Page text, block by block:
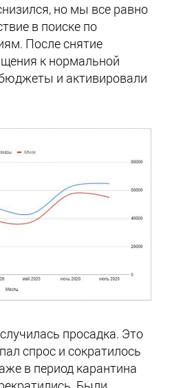
но мы все равно
в поиске по
После снятие
к нормальной
и активировали
просадка. Это
спрос и сократилось
в период карантина